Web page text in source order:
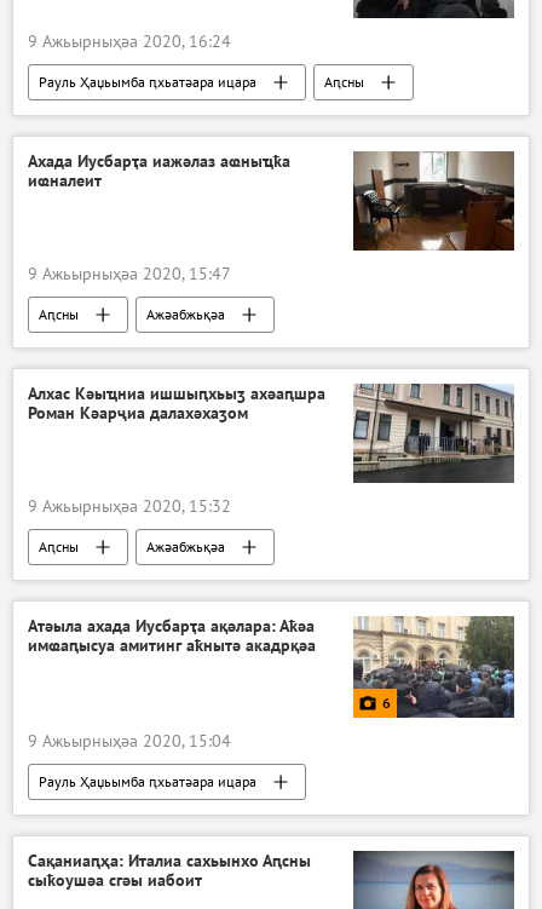
9 Ажьырныҳәа 2020, 16:24
Рауль Ҳаџьымба ԥхьатәара ицара
Аԥсны
Ажәабжьқәа
Ахада Иусбарҭа иажәлаз аҩныҵҟа
иҩналеит
9 Ажьырныҳәа 2020, 15:47
Аԥсны
Ажәабжьқәа
Рауль Ҳаџьымба ԥхьатәара ицара
Алхас Кәыҵниа ишшыԥхьыӡ ахәаԥшра
Роман Кәарҷиа далахәхаӡом
9 Ажьырныҳәа 2020, 15:32
Аԥсны Ажәабжьқәа
Атәыла ахада Иусбарҭа ақәлара: Аҟәа
имҩаԥысуа амитинг аҟнытә акадрқәа
6
9 Ажьырныҳәа 2020, 15:04
Рауль Ҳаџьымба ԥхьатәара ицара
Афотосахьақәа
Аԥсны
Сақаниаԥҳа: Италиа сахьынхо Аԥсны
сыҟоушәа сгәы иабоит